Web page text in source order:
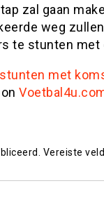
zal gaan
weg
te stunten met
met
Vereiste